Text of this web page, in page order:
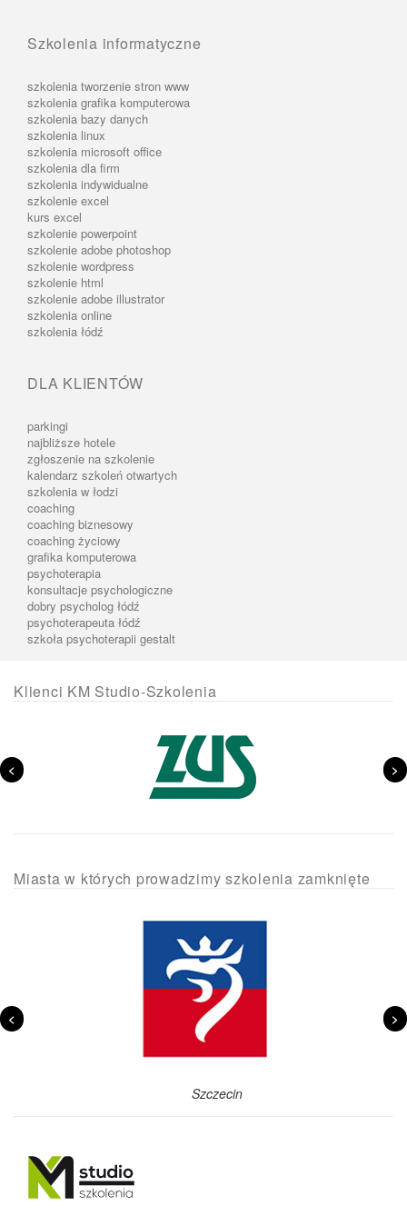
Szkolenia informatyczne
szkolenia tworzenie stron www
szkolenia grafika komputerowa
szkolenia bazy danych
szkolenia linux
szkolenia microsoft office
szkolenia dla firm
szkolenia indywidualne
szkolenie excel
kurs excel
szkolenie powerpoint
szkolenie adobe photoshop
szkolenie wordpress
szkolenie html
szkolenie adobe illustrator
szkolenia online
szkolenia łódź
DLA KLIENTÓW
parkingi
najbliższe hotele
zgłoszenie na szkolenie
kalendarz szkoleń otwartych
szkolenia w łodzi
coaching
coaching biznesowy
coaching życiowy
grafika komputerowa
psychoterapia
konsultacje psychologiczne
dobry psycholog łódź
psychoterapeuta łódź
szkoła psychoterapii gestalt
Klienci KM Studio-Szkolenia
< >
Miasta w których prowadzimy szkolenia zamknięte
Szczecin
< >